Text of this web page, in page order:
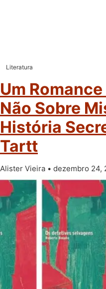
Literatura
Um
Não Sobre
História
Tartt
Alister Vieira dezembro 24,